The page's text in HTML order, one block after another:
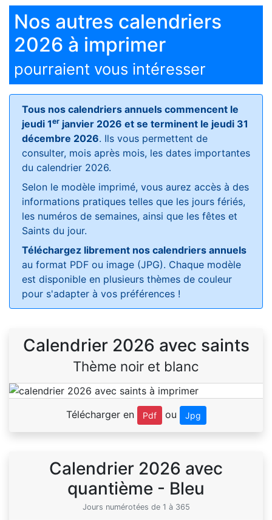
Nos autres calendriers
2026 à imprimer
pourraient vous intéresser
Tous nos calendriers annuels commencent le
jeudi 1er janvier 2026 et se terminent le jeudi 31
décembre 2026. Ils vous permettent de
consulter, mois après mois, les dates importantes
du calendrier 2026.
Selon le modèle imprimé, vous aurez accès à des
informations pratiques telles que les jours fériés,
les numéros de semaines, ainsi que les fêtes et
Saints du jour.
Téléchargez librement nos calendriers annuels
au format PDF ou image (JPG). Chaque modèle
est disponible en plusieurs thèmes de couleur
pour s'adapter à vos préférences !
Calendrier 2026 avec saints
Thème noir et blanc
Télécharger en Pdf ou Jpg
Calendrier 2026 avec
quantième - Bleu
Jours numérotées de 1 à 365